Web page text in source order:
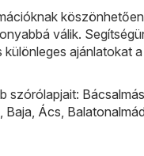
válik.
ajánlatokat
szórólapjait: Bácsalmás
Baja Ács